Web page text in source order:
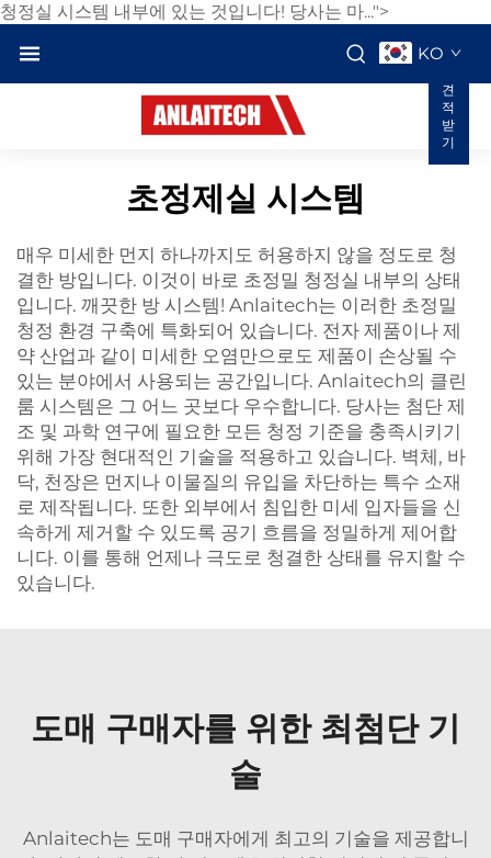
청정실 시스템 내부에 있는 것입니다! 당사는 마...">
KO
견
적
받
기
초정제실 시스템
매우 미세한 먼지 하나까지도 허용하지 않을 정도로 청
결한 방입니다. 이것이 바로 초정밀 청정실 내부의 상태
입니다. 깨끗한 방 시스템! Anlaitech는 이러한 초정밀
청정 환경 구축에 특화되어 있습니다. 전자 제품이나 제
약 산업과 같이 미세한 오염만으로도 제품이 손상될 수
있는 분야에서 사용되는 공간입니다. Anlaitech의 클린
룸 시스템은 그 어느 곳보다 우수합니다. 당사는 첨단 제
조 및 과학 연구에 필요한 모든 청정 기준을 충족시키기
위해 가장 현대적인 기술을 적용하고 있습니다. 벽체, 바
닥, 천장은 먼지나 이물질의 유입을 차단하는 특수 소재
로 제작됩니다. 또한 외부에서 침입한 미세 입자들을 신
속하게 제거할 수 있도록 공기 흐름을 정밀하게 제어합
니다. 이를 통해 언제나 극도로 청결한 상태를 유지할 수
있습니다.
도매 구매자를 위한 최첨단 기
술
Anlaitech는 도매 구매자에게 최고의 기술을 제공합니